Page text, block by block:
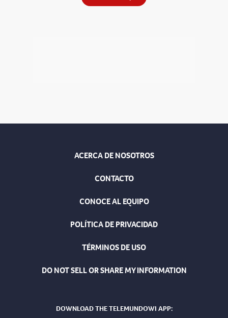
ACERCA DE NOSOTROS
CONTACTO
CONOCE AL EQUIPO
POLÍTICA DE PRIVACIDAD
TÉRMINOS DE USO
DO NOT SELL OR SHARE MY INFORMATION
DOWNLOAD THE TELEMUNDOWI APP: